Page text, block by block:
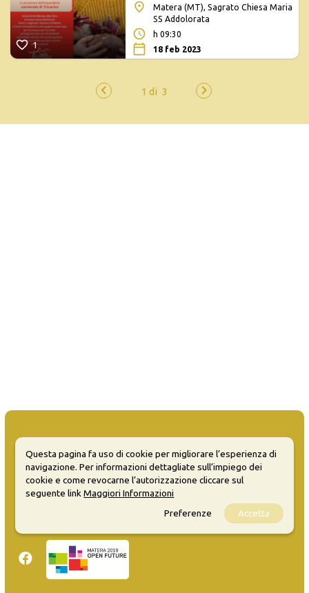
1
Matera (MT), Sagrato Chiesa Maria
SS Addolorata
h 09:30
18 feb 2023
MATERA WELCOME EVENTS
Opendata
Questa pagina fa uso di cookie per migliorare l’esperienza di
navigazione. Per informazioni dettagliate sull’impiego dei
cookie e come revocarne l’autorizzazione cliccare sul
seguente linkMaggiori Informazioni
Preferenze
Accetta